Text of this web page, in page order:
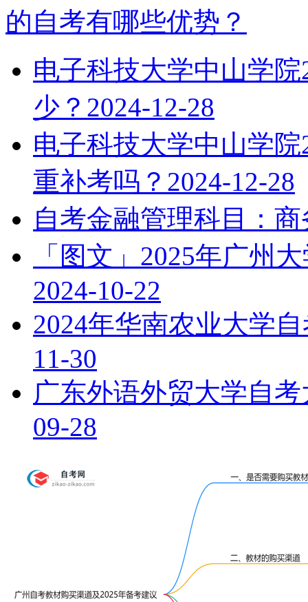
的自考有哪些优势？
电子科技大学中山学
少？ 2024-12-28
电子科技大学中山学
重补考吗？ 2024-12-28
自考金融管理科目：
「图文」2025年广州
2024-10-22
2024年华南农业大学
11-30
广东外语外贸大学自
09-28